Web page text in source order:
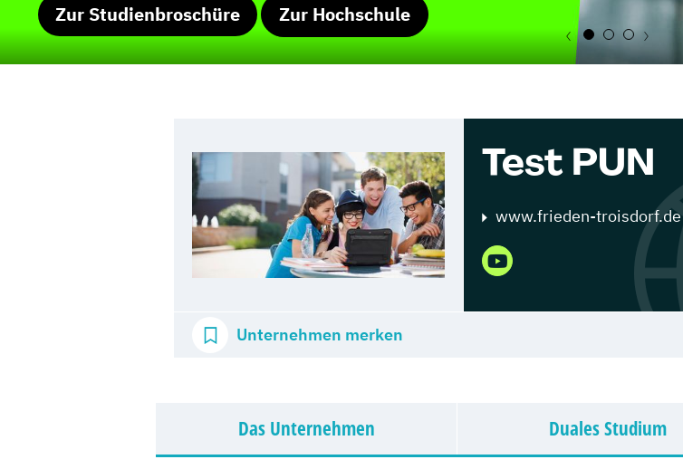
Zur Studienbroschüre Zur Hochschule
Test PUN
www.frieden-troisdorf.de
Unternehmen merken
Das Unternehmen Duales Studium